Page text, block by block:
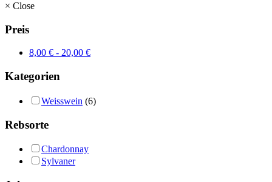
× Close
Preis
8,00 € - 20,00 €
Kategorien
Weisswein (6)
Rebsorte
Chardonnay
Sylvaner